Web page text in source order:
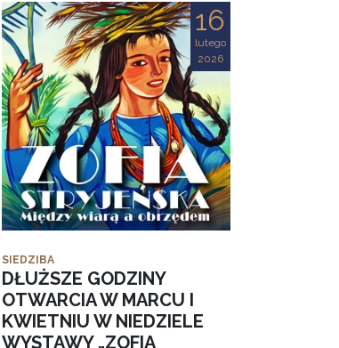
16
lutego
2026
SIEDZIBA
DŁUŻSZE GODZINY
OTWARCIA W MARCU I
KWIETNIU W NIEDZIELE
WYSTAWY „ZOFIA